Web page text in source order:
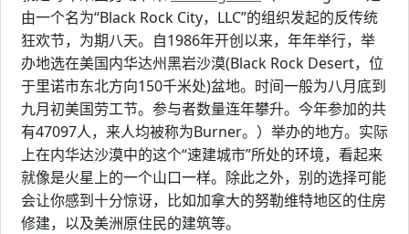
由一个名为“Black Rock City，LLC”的组织发起的反传统
狂欢节，为期八天。自1986年开创以来，年年举行，举
办地选在美国内华达州黑岩沙漠(Black Rock Desert，位
于里诺市东北方向150千米处)盆地。时间一般为八月底到
九月初美国劳工节。参与者数量连年攀升。今年参加的共
有47097人，来人均被称为Burner。）举办的地方。实际
上在内华达沙漠中的这个“速建城市”所处的环境，看起来
就像是火星上的一个山口一样。除此之外，别的选择可能
会让你感到十分惊讶，比如加拿大的努勒维特地区的住房
修建，以及美洲原住民的建筑等。